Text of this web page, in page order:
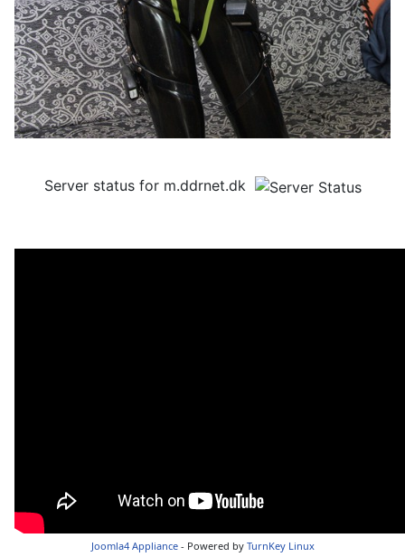
Server status for m.ddrnet.dk
Joomla4 Appliance- Powered by TurnKey Linux